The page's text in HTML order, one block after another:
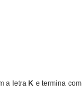
a letra K e termina com